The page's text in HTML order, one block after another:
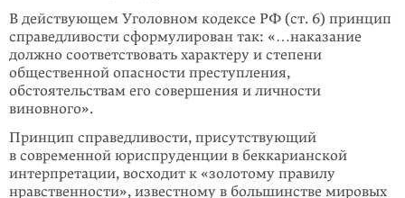
В действующем Уголовном кодексе РФ (ст. 6) принцип
справедливости сформулирован так: «…наказание
должно соответствовать характеру и степени
общественной опасности преступления,
обстоятельствам его совершения и личности
виновного».
Принцип справедливости, присутствующий
в современной юриспруденции в беккарианской
интерпретации, восходит к «золотому правилу
нравственности», известному в большинстве мировых